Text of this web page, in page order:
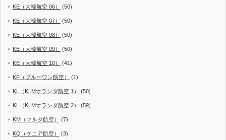
KE（大韓航空 06） (50)
KE（大韓航空 07） (50)
KE（大韓航空 08） (50)
KE（大韓航空 09） (50)
KE（大韓航空 10） (41)
KF（ブルーワン航空） (1)
KL（KLMオランダ航空 1） (50)
KL（KLMオランダ航空 2） (59)
KM（マルタ航空） (7)
KQ（ケニア航空） (3)